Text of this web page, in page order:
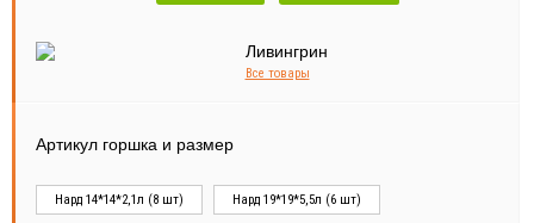
Все товары
Артикул горшка и размер
Нард 14*14*2,1л (8 шт) Нард 19*19*5,5л (6 шт)